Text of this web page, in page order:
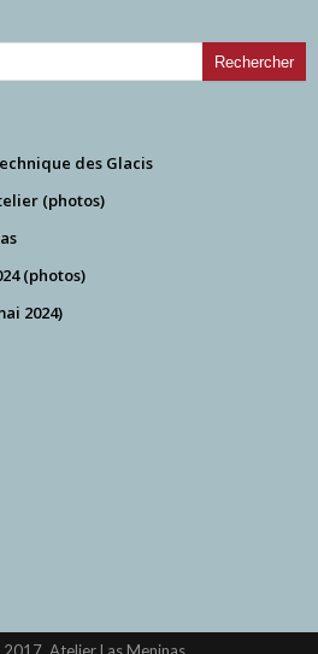
des Glacis
(photos)
(photos)
2024)